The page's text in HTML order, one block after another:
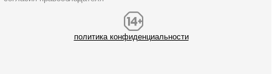
политика конфиденциальности